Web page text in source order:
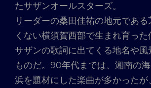
たサザンオールスターズ。
リーダーの桑田佳祐の地元である
くない横須賀西部で生まれ育った
サザンの歌詞に出てくる地名や風
ものだ。90年代までは、湘南の
浜を題材にした楽曲が多かったが